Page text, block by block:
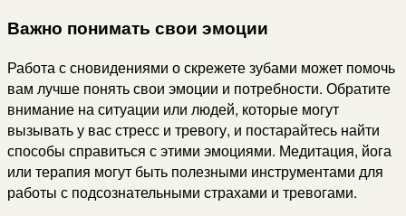
Важно понимать свои эмоции
Работа с сновидениями о скрежете зубами может помочь
вам лучше понять свои эмоции и потребности. Обратите
внимание на ситуации или людей, которые могут
вызывать у вас стресс и тревогу, и постарайтесь найти
способы справиться с этими эмоциями. Медитация, йога
или терапия могут быть полезными инструментами для
работы с подсознательными страхами и тревогами.